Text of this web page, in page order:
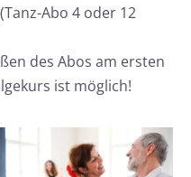
Abo 4 oder 12
des Abos am ersten
ist möglich!